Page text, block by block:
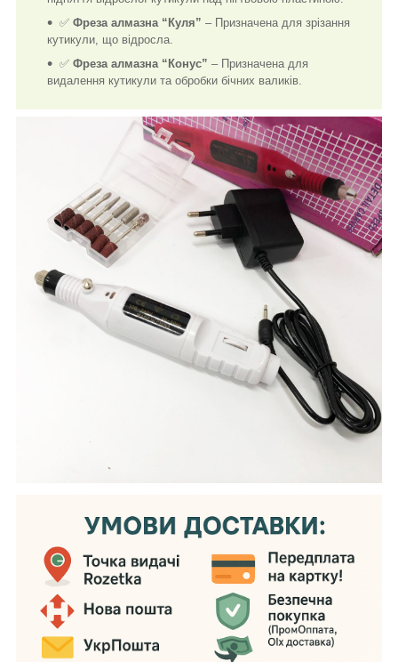
✅ Фреза алмазна “Куля” – Призначена для зрізання
кутикули, що відросла.
✅ Фреза алмазна “Конус” – Призначена для
видалення кутикули та обробки бічних валиків.